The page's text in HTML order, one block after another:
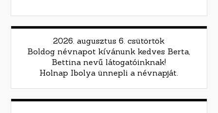
2026. augusztus 6. csütörtök
Boldog névnapot kívánunk kedves Berta,
Bettina nevű látogatóinknak!
Holnap Ibolya ünnepli a névnapját.